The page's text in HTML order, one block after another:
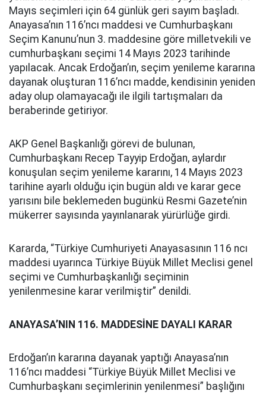
Mayıs seçimleri için 64 günlük geri sayım başladı.
Anayasa’nın 116’ncı maddesi ve Cumhurbaşkanı
Seçim Kanunu’nun 3. maddesine göre milletvekili ve
cumhurbaşkanı seçimi 14 Mayıs 2023 tarihinde
yapılacak. Ancak Erdoğan’ın, seçim yenileme kararına
dayanak oluşturan 116’ncı madde, kendisinin yeniden
aday olup olamayacağı ile ilgili tartışmaları da
beraberinde getiriyor.
AKP Genel Başkanlığı görevi de bulunan,
Cumhurbaşkanı Recep Tayyip Erdoğan, aylardır
konuşulan seçim yenileme kararını, 14 Mayıs 2023
tarihine ayarlı olduğu için bugün aldı ve karar gece
yarısını bile beklemeden bugünkü Resmi Gazete’nin
mükerrer sayısında yayınlanarak yürürlüğe girdi.
Kararda, “Türkiye Cumhuriyeti Anayasasının 116 ncı
maddesi uyarınca Türkiye Büyük Millet Meclisi genel
seçimi ve Cumhurbaşkanlığı seçiminin
yenilenmesine karar verilmiştir” denildi.
ANAYASA’NIN 116. MADDESİNE DAYALI KARAR
Erdoğan’ın kararına dayanak yaptığı Anayasa’nın
116’ncı maddesi “Türkiye Büyük Millet Meclisi ve
Cumhurbaşkanı seçimlerinin yenilenmesi” başlığını